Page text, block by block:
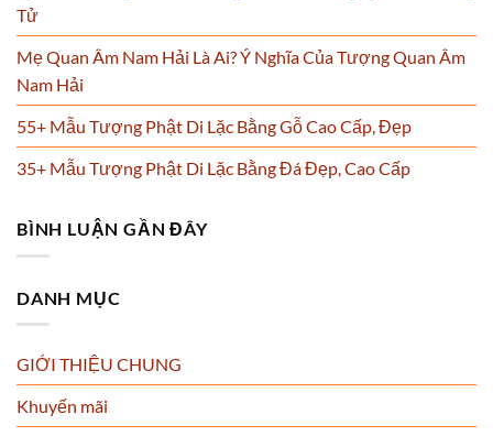
Tử
Mẹ Quan Âm Nam Hải Là Ai? Ý Nghĩa Của Tượng Quan Âm
Nam Hải
55+ Mẫu Tượng Phật Di Lặc Bằng Gỗ Cao Cấp, Đẹp
35+ Mẫu Tượng Phật Di Lặc Bằng Đá Đẹp, Cao Cấp
BÌNH LUẬN GẦN ĐÂY
DANH MỤC
GIỚI THIỆU CHUNG
Khuyến mãi